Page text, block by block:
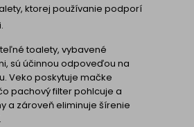
ktorej používanie podporí
toalety, vybavené
sú účinnou odpoveďou na
Veko poskytuje mačke
pachový filter pohlcuje a
a zároveň eliminuje šírenie